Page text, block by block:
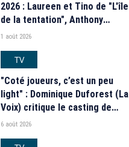
2026 : Laureen et Tino de "L'île
de la tentation", Anthony
Matéo, Jade Leboeuf... Le
de la télé-réalité de W9
1 août 2026
TV
"Coté joueurs, c’est un peu
light" : Dominique Duforest (La
Voix) critique le casting de
"Secret Story" 2026
6 août 2026